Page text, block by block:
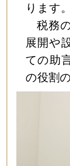
ります。
税務
展開や
ての助
の役割